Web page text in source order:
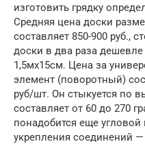
изготовить грядку
Средняя цена доски
составляет 850-900 руб.,
доски в два раза
1,5мх15см. Цена за
элемент (поворотный)
руб/шт. Он стыкуется по
составляет от 60 до 270
понадобится еще
укрепления соединений —